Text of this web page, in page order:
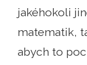
jakéhokoli
matematik,
abych to